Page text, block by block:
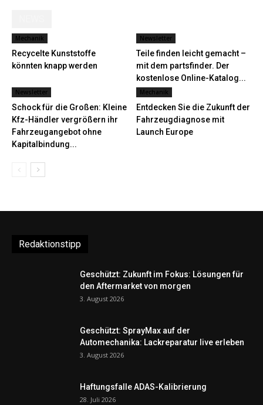
Mechanik
Recycelte Kunststoffe
könnten knapp werden
Newsletter
Teile finden leicht gemacht –
mit dem partsfinder. Der
kostenlose Online-Katalog...
Newsletter
Schock für die Großen: Kleine
Kfz-Händler vergrößern ihr
Fahrzeugangebot ohne
Kapitalbindung...
Mechanik
Entdecken Sie die Zukunft der
Fahrzeugdiagnose mit
Launch Europe
Redaktionstipp
Geschützt: Zukunft im Fokus: Lösungen für
den Aftermarket von morgen
3. August 2026
Geschützt: SprayMax auf der
Automechanika: Lackreparatur live erleben
3. August 2026
Haftungsfalle ADAS-Kalibrierung
28. Juli 2026